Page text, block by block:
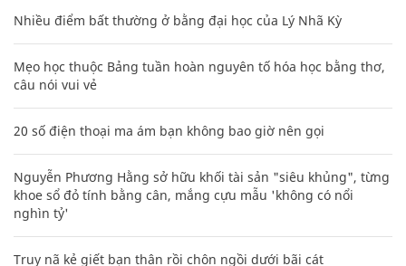
Nhiều điểm bất thường ở bằng đại học của Lý Nhã Kỳ
Mẹo học thuộc Bảng tuần hoàn nguyên tố hóa học bằng thơ,
câu nói vui vẻ
20 số điện thoại ma ám bạn không bao giờ nên gọi
Nguyễn Phương Hằng sở hữu khối tài sản "siêu khủng", từng
khoe sổ đỏ tính bằng cân, mắng cựu mẫu 'không có nổi
nghìn tỷ'
Truy nã kẻ giết bạn thân rồi chôn ngồi dưới bãi cát